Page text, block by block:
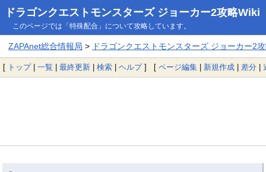
ドラゴンクエストモンスターズ ジョーカー2攻略Wiki
このページでは「特殊配合」について攻略しています。
ZAPAnet総合情報局 > ドラゴンクエストモンスターズ ジョーカー2
[ トップ| 一覧 | 最終更新 | 検索 | ヘルプ] [ ページ編集 | 新規作成 | 差分 |